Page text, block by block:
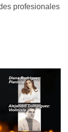
profesionales